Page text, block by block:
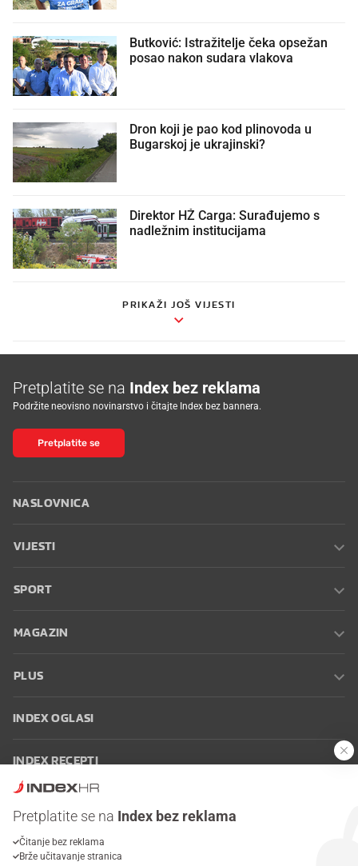
Butković: Istražitelje čeka opsežan
posao nakon sudara vlakova
Dron koji je pao kod plinovoda u
Bugarskoj je ukrajinski?
Direktor HŽ Carga: Surađujemo s
nadležnim institucijama
PRIKAŽI JOŠ VIJESTI
Pretplatite se na Index bez reklama
Podržite neovisno novinarstvo i čitajte Index bez bannera.
Pretplatite se
NASLOVNICA
VIJESTI
SPORT
MAGAZIN
PLUS
INDEX OGLASI
INDEX RECEPTI
Oglašavanje Zaposli se na Indexu
korištenja
Postavke kolačića
Pretplatite se na Index bez reklama
Čitanje bez reklama
Brže učitavanje stranica